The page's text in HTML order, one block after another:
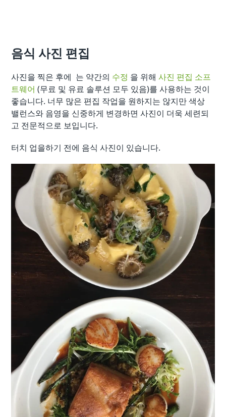
음식 사진 편집
사진을 찍은 후에 는 약간의 수정 을 위해사진 편집 소프
트웨어 (무료 및 유료 솔루션 모두 있음)를 사용하는 것이
좋습니다. 너무 많은 편집 작업을 원하지는 않지만 색상
밸런스와 음영을 신중하게 변경하면 사진이 더욱 세련되
고 전문적으로 보입니다.
터치 업을하기 전에 음식 사진이 있습니다.